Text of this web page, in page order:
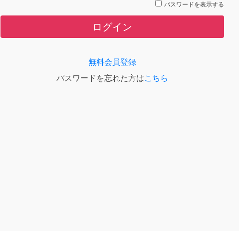
パスワードを表示する
ログイン
無料会員登録
パスワードを忘れた方はこちら